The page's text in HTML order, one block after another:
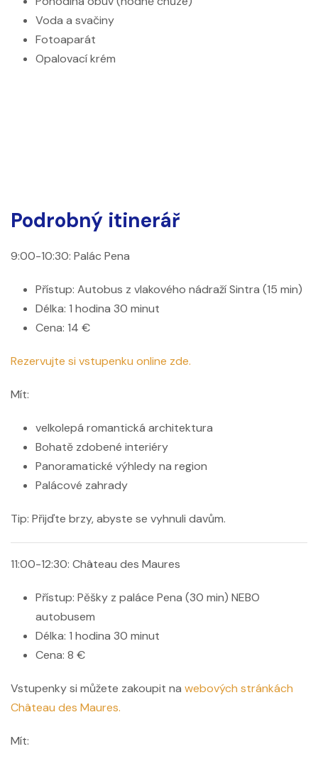
Voda a svačiny
Fotoaparát
Opalovací krém
Podrobný itinerář
9:00-10:30: Palác Pena
Přístup: Autobus z vlakového nádraží Sintra (15 min)
Délka: 1 hodina 30 minut
Cena: 14 €
Rezervujte si vstupenku online zde.
Mít:
velkolepá romantická architektura
Bohatě zdobené interiéry
Panoramatické výhledy na region
Palácové zahrady
Tip: Přijďte brzy, abyste se vyhnuli davům.
11:00-12:30: Château des Maures
Přístup: Pěšky z paláce Pena (30 min) NEBO
autobusem
Délka: 1 hodina 30 minut
Cena: 8 €
Vstupenky si můžete zakoupit na webových stránkách
Château des Maures.
Mít: